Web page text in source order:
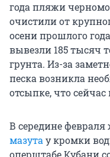
года пляжи
очистили от
осени прошлого
вывезли 185 тысяч
грунта. Из-за
песка возникла
отсыпке, что сейчас
В середине
мазутау кромки
оперштабе Кубани